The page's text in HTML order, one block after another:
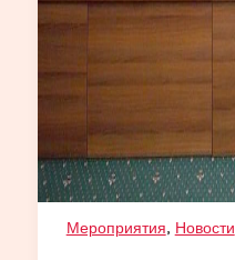
Мероприятия, Новости